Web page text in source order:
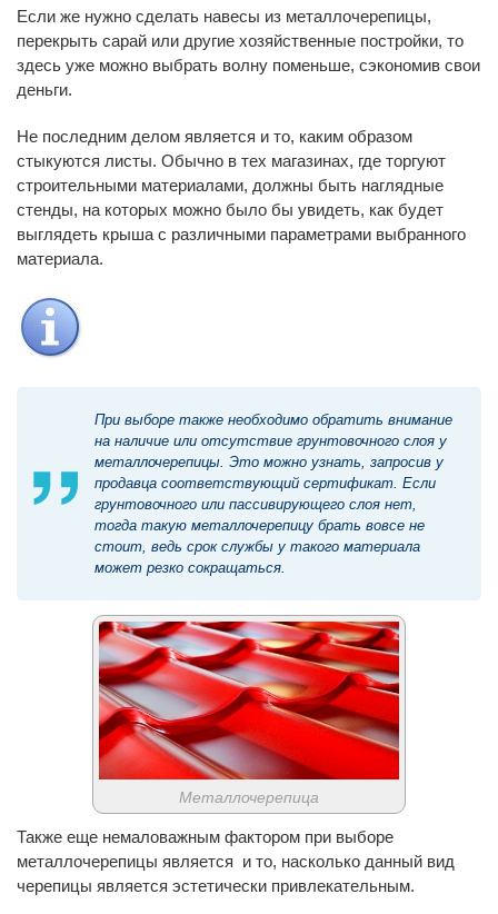
Если же нужно сделать навесы из металлочерепицы,
перекрыть сарай или другие хозяйственные постройки, то
здесь уже можно выбрать волну поменьше, сэкономив свои
деньги.
Не последним делом является и то, каким образом
стыкуются листы. Обычно в тех магазинах, где торгуют
строительными материалами, должны быть наглядные
стенды, на которых можно было бы увидеть, как будет
выглядеть крыша с различными параметрами выбранного
материала.
При выборе также необходимо обратить внимание
на наличие или отсутствие грунтовочного слоя у
металлочерепицы. Это можно узнать, запросив у
продавца соответствующий сертификат. Если
грунтовочного или пассивирующего слоя нет,
тогда такую металлочерепицу брать вовсе не
стоит, ведь срок службы у такого материала
может резко сокращаться.
Металлочерепица
Также еще немаловажным фактором при выборе
металлочерепицы является и то, насколько данный вид
черепицы является эстетически привлекательным.